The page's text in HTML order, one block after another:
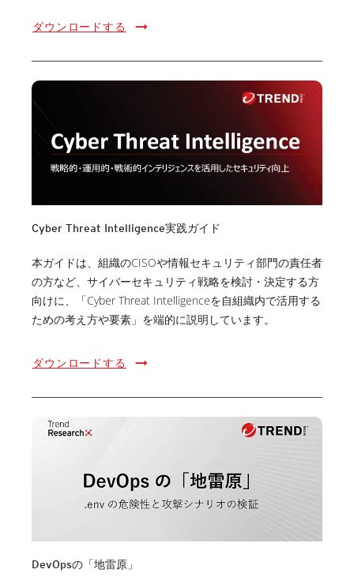
ダウンロードする
Cyber Threat Intelligence実践ガイド
本ガイドは、組織のCISOや情報セキュリティ部門の責任者
の方など、サイバーセキュリティ戦略を検討・決定する方
向けに、「Cyber Threat Intelligenceを自組織内で活用する
ための考え方や要素」を端的に説明しています。
ダウンロードする
DevOpsの「地雷原」